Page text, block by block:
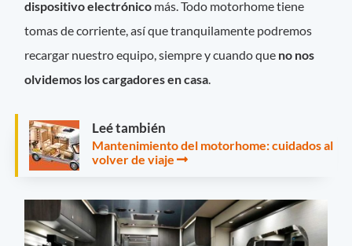
dispositivo electrónico más. Todo motorhome tiene
tomas de corriente, así que tranquilamente podremos
recargar nuestro equipo, siempre y cuando que no nos
olvidemos los cargadores en casa
Leé también
Mantenimiento del motorhome: cuidados al
volver de viaje